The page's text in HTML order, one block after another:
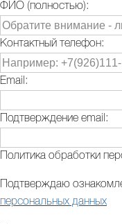
ФИО (полностью):
Контактный телефон:
Email:
Подтверждение email:
Политика обработки
Подтверждаю
персональных данных